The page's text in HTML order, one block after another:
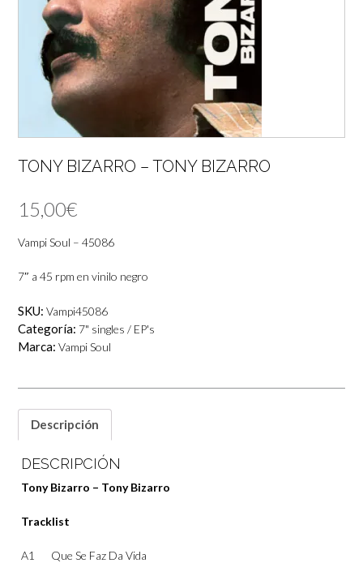
TONY BIZARRO – TONY BIZARRO
15,00€
Vampi Soul – 45086
7″ a 45 rpm en vinilo negro
SKU: Vampi45086
Categoría: 7" singles / EP's
Marca: Vampi Soul
Descripción
DESCRIPCIÓN
Tony Bizarro – Tony Bizarro
Tracklist
A1
Que Se Faz Da Vida